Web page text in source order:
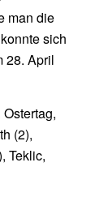
man die
sich
28. April
(2),
Teklic,